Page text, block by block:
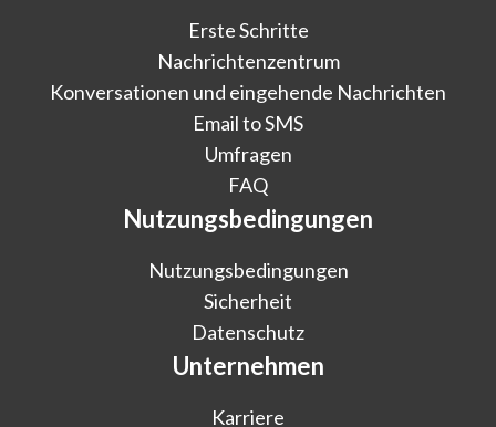
Erste Schritte
Nachrichtenzentrum
Konversationen und eingehende Nachrichten
Email to SMS
Umfragen
FAQ
Nutzungsbedingungen
Nutzungsbedingungen
Sicherheit
Datenschutz
Unternehmen
Karriere